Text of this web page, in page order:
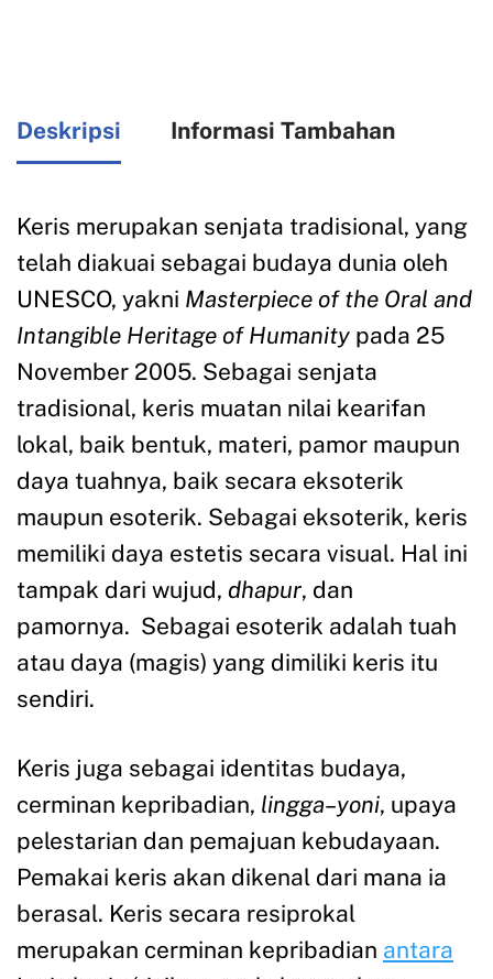
Deskripsi Informasi Tambahan
Keris merupakan senjata tradisional, yang
telah diakuai sebagai budaya dunia oleh
UNESCO, yakni Masterpiece of the Oral and
Intangible Heritage of Humanity pada 25
November 2005. Sebagai senjata
tradisional, keris muatan nilai kearifan
lokal, baik bentuk, materi, pamor maupun
daya tuahnya, baik secara eksoterik
maupun esoterik. Sebagai eksoterik, keris
memiliki daya estetis secara visual. Hal ini
tampak dari wujud, dhapur, dan
pamornya. Sebagai esoterik adalah tuah
atau daya (magis) yang dimiliki keris itu
sendiri.
Keris juga sebagai identitas budaya,
cerminan kepribadian, lingga–yoni, upaya
pelestarian dan pemajuan kebudayaan.
Pemakai keris akan dikenal dari mana ia
berasal. Keris secara resiprokal
merupakan cerminan kepribadian antara